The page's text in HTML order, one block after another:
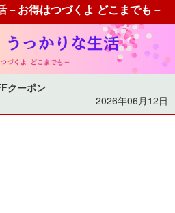
－お得はつづくよ どこまでも－
クーポン
2026年06月12日